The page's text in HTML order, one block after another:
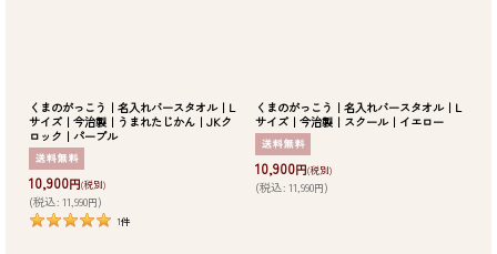
くまのがっこう｜名入れバースタオル｜L
サイズ｜今治製｜うまれたじかん｜JKク
ロック｜パープル
10,900円(税別)
(税込: 11,990円)
1件
くまのがっこう｜名入れバースタオル｜L
サイズ｜今治製｜スクール｜イエロー
10,900円(税別)
(税込: 11,990円)